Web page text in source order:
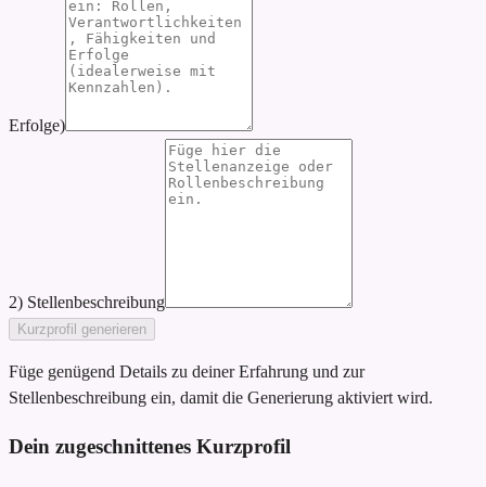
Erfolge)
2) Stellenbeschreibung
Kurzprofil generieren
Füge genügend Details zu deiner Erfahrung und zur
Stellenbeschreibung ein, damit die Generierung aktiviert wird.
Dein zugeschnittenes Kurzprofil